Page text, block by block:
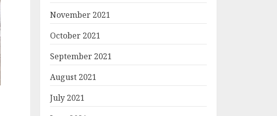
November 2021
October 2021
September 2021
August 2021
July 2021